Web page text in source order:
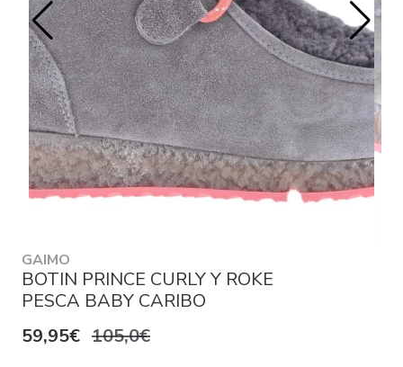
GAIMO
BOTIN PRINCE CURLY Y ROKE
PESCA BABY CARIBO
59,95€ 105,0€